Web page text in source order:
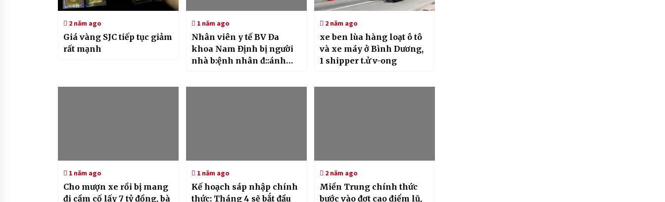
2 năm ago
Giá vàng SJC tiếp tục giảm
rất mạnh
1 năm ago
Nhân viên y tế BV Đa
khoa Nam Định bị người
nhà b:ệnh nhân đ::ánh
2 năm ago
xe ben lùa hàng loạt ô tô
và xe máy ở Bình Dương,
1 shipper t.ử v-ong
1 năm ago
Cho mượn xe rồi bị mang
đi cầm cố lấy 7 tỷ đồng, bà
1 năm ago
Kế hoạch sáp nhập chính
thức: Tháng 4 sẽ bắt đầu
2 năm ago
Miền Trung chính thức
bước vào đợt cao điểm lũ,